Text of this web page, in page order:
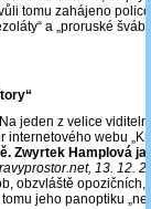
tomu zahájeno
a „proruské
jeden z velice
webu
Zwyrtek Hamplová
13. 12.
obzvláště opozičních,
jeho panoptiku